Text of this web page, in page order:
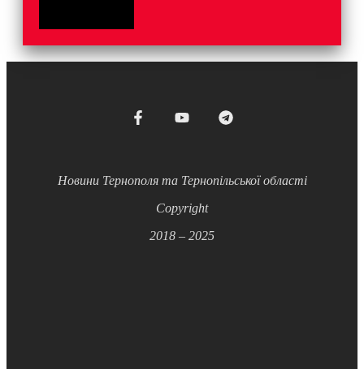
Новини Тернополя та Тернопільської області
Copyright
2018 – 2025